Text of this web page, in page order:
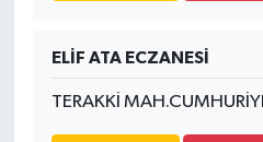
ELİF ATA ECZANESİ
TERAKKİ